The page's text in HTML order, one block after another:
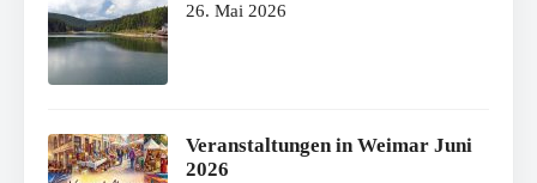
26. Mai 2026
Veranstaltungen in Weimar Juni
2026